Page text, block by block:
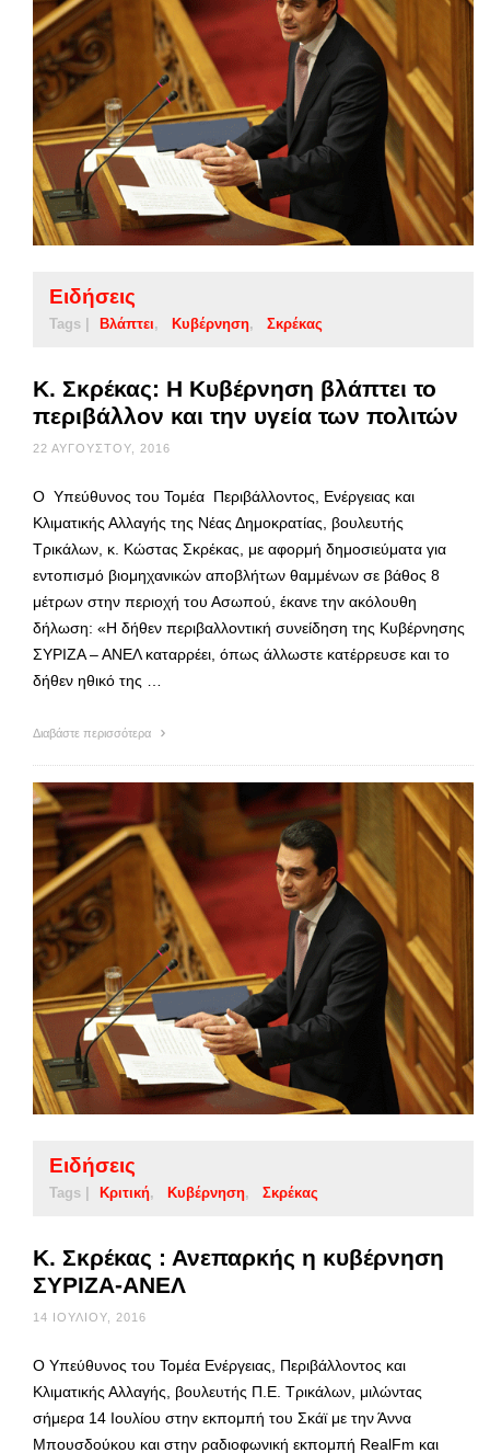
Ειδήσεις
Tags | Βλάπτει Κυβέρνηση Σκρέκας
Κ. Σκρέκας: Η Κυβέρνηση βλάπτει το
περιβάλλον και την υγεία των πολιτών
22 ΑΥΓΟΎΣΤΟΥ, 2016
Ο Υπεύθυνος του Τομέα Περιβάλλοντος, Ενέργειας και
Κλιματικής Αλλαγής της Νέας Δημοκρατίας, βουλευτής
Τρικάλων, κ. Κώστας Σκρέκας, με αφορμή δημοσιεύματα για
εντοπισμό βιομηχανικών αποβλήτων θαμμένων σε βάθος 8
μέτρων στην περιοχή του Ασωπού, έκανε την ακόλουθη
δήλωση: «Η δήθεν περιβαλλοντική συνείδηση της Κυβέρνησης
ΣΥΡΙΖΑ – ΑΝΕΛ καταρρέει, όπως άλλωστε κατέρρευσε και το
δήθεν ηθικό της …
Διαβάστε περισσότερα
Ειδήσεις
Tags | Κριτική Κυβέρνηση Σκρέκας
Κ. Σκρέκας : Ανεπαρκής η κυβέρνηση
ΣΥΡΙΖΑ-ΑΝΕΛ
14 ΙΟΥΛΊΟΥ, 2016
Ο Υπεύθυνος του Τομέα Ενέργειας, Περιβάλλοντος και
Κλιματικής Αλλαγής, βουλευτής Π.Ε. Τρικάλων, μιλώντας
σήμερα 14 Ιουλίου στην εκπομπή του Σκάϊ με την Άννα
Μπουσδούκου και στην ραδιοφωνική εκπομπή RealFm και